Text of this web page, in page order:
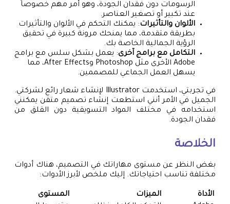
الرسومات دون فقدان الجودة، وهو أمر مهم خصوصاً
عند تكبير أو تصغير العناصر.
الألوان والتأثيرات: يمكنك التحكم في الألوان والتأثيرات
بطريقة متقدمة، مما يمنحك مرونة كبيرة في تحقيق
الرؤية الجمالية الخاصة بك.
التكامل مع برامج آخرى: يعمل بشكل سلس مع برامج
Adobe الأخرى مثل Photoshop وAfter Effects، مما
يسهل العمل الجماعي للمصممين.
في تجربتي، استخدمت Illustrator لإنشاء شعار رائع لشركتي.
الجميل في الأمر أنني استطعت إنشاء تصميم متقن يمكنني
استخدامه في مختلف المواد التسويقية دون القلق من
فقدان الجودة.
الخلاصة
بغض النظر عن مستوى مهاراتك في التصميم، هناك أدوات
مختلفة تناسب احتياجاتك. إليك ملخص لأبرز الأدوات:
الأداة الميزات
المستوى